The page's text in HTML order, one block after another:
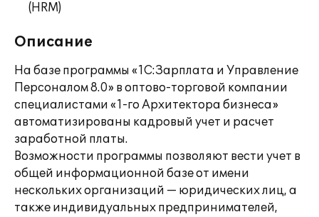
(HRM)
Описание
На базе программы «1С:Зарплата и Управление
Персоналом 8.0» в оптово-торговой компании
специалистами «1-го Архитектора бизнеса»
автоматизированы кадровый учет и расчет
заработной платы.
Возможности программы позволяют вести учет в
общей информационной базе от имени
нескольких организаций — юридических лиц, а
также индивидуальных предпринимателей,